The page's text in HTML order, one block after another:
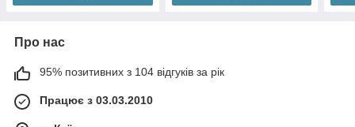
Про нас
95% позитивних з 104 відгуків за рік
Працює з 03.03.2010